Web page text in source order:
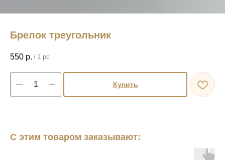
Брелок треугольник
550 р. / 1 pc
Купить
С этим товаром заказывают: